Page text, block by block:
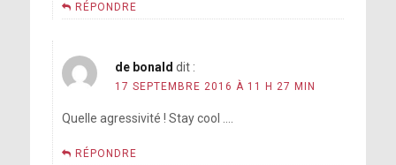
RÉPONDRE
de bonald dit :
17 SEPTEMBRE 2016 À 11 H 27 MIN
Quelle agressivité ! Stay cool ….
RÉPONDRE